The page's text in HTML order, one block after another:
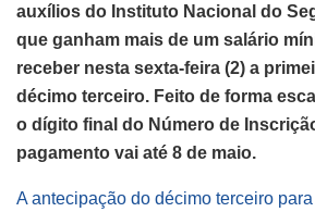
auxílios do Instituto Nacional do
que ganham mais de um salário
receber nesta sexta-feira (2) a
décimo terceiro. Feito de forma
o dígito final do Número de
pagamento vai até 8 de maio.
A antecipação do décimo terceiro